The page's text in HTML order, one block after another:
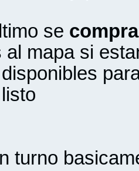
se
al mapa si
turno